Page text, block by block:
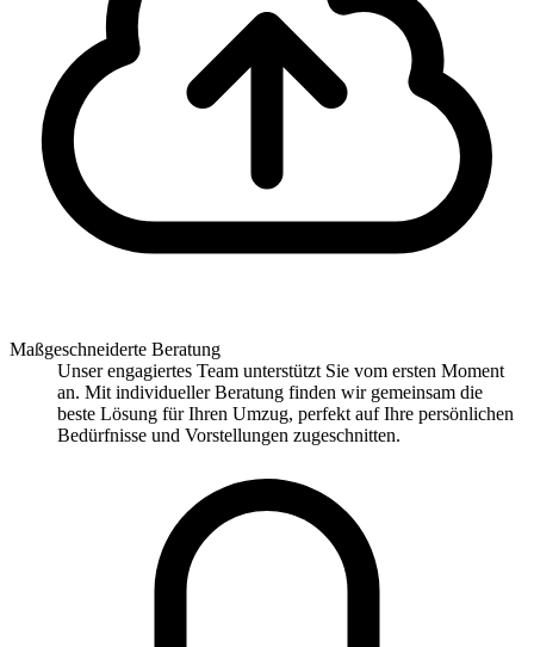
Maßgeschneiderte Beratung
Unser engagiertes Team unterstützt Sie vom ersten Moment
an. Mit individueller Beratung finden wir gemeinsam die
beste Lösung für Ihren Umzug, perfekt auf Ihre persönlichen
Bedürfnisse und Vorstellungen zugeschnitten.